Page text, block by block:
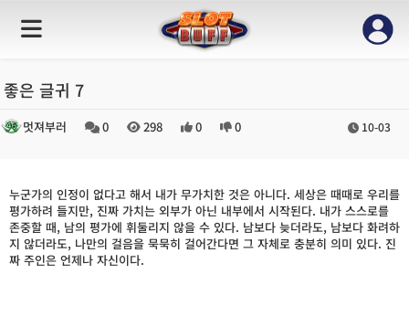
좋은 글귀 7
멋져부러 0 298 0 0 10-03
누군가의 인정이 없다고 해서 내가 무가치한 것은 아니다. 세상은 때때로 우리를
평가하려 들지만, 진짜 가치는 외부가 아닌 내부에서 시작된다. 내가 스스로를
존중할 때, 남의 평가에 휘둘리지 않을 수 있다. 남보다 늦더라도, 남보다 화려하
지 않더라도, 나만의 걸음을 묵묵히 걸어간다면 그 자체로 충분히 의미 있다. 진
짜 주인은 언제나 자신이다.